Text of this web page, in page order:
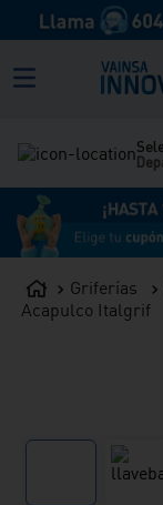
Griferías
Acapulco Italgrif